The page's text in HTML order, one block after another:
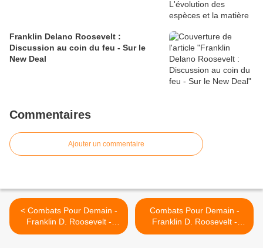
Franklin Delano Roosevelt :
Discussion au coin du feu - Sur le
New Deal
Commentaires
Ajouter un commentaire
< Combats Pour Demain -
Franklin D. Roosevelt -
Chapitre Troisieme - Contre
Combats Pour Demain -
Franklin D. Roosevelt -
Chapitre Quatrième - La